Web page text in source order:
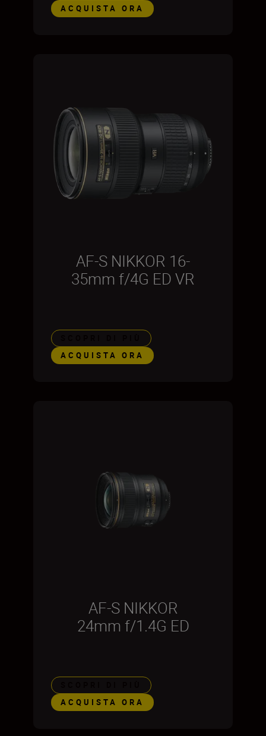
ACQUISTA ORA
AF-S NIKKOR 16-
35mm f/4G ED VR
ACQUISTA ORA
AF-S NIKKOR
24mm f/1.4G ED
ACQUISTA ORA